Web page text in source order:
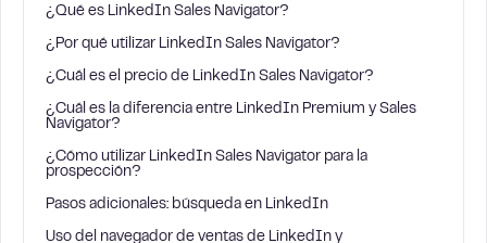
¿Qué es LinkedIn Sales Navigator?
¿Por qué utilizar LinkedIn Sales Navigator?
¿Cuál es el precio de LinkedIn Sales Navigator?
¿Cuál es la diferencia entre LinkedIn Premium y Sales
Navigator?
¿Cómo utilizar LinkedIn Sales Navigator para la
prospección?
Pasos adicionales: búsqueda en LinkedIn
Uso del navegador de ventas de LinkedIn y